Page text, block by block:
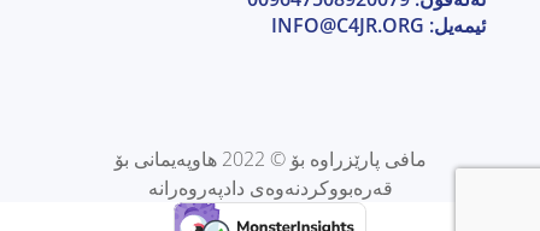
ئیمەیل: INFO@C4JR.ORG
مافی پارێزراوە بۆ © 2022 هاوپەیمانی بۆ
قەرەبووکردنەوەی دادپەروەرانە